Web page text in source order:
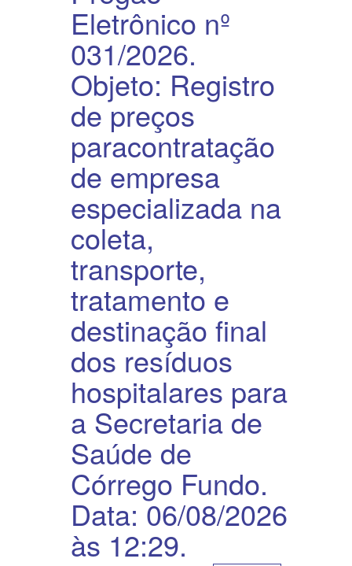
Eletrônico nº
031/2026.
Objeto: Registro
de preços
paracontratação
de empresa
especializada na
coleta,
transporte,
tratamento e
destinação final
dos resíduos
hospitalares para
a Secretaria de
Saúde de
Córrego Fundo.
Data: 06/08/2026
às 12:29.